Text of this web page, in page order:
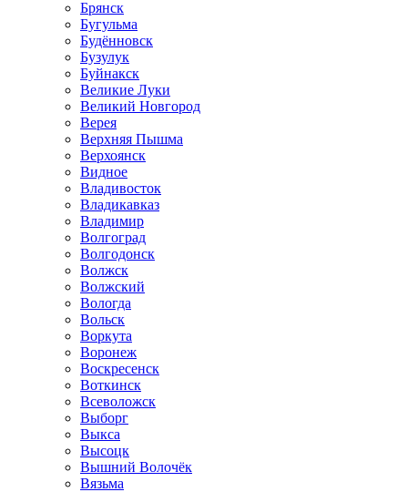
Брянск
Бугульма
Будённовск
Бузулук
Буйнакск
Великие Луки
Великий Новгород
Верея
Верхняя Пышма
Верхоянск
Видное
Владивосток
Владикавказ
Владимир
Волгоград
Волгодонск
Волжск
Волжский
Вологда
Вольск
Воркута
Воронеж
Воскресенск
Воткинск
Всеволожск
Выборг
Выкса
Высоцк
Вышний Волочёк
Вязьма